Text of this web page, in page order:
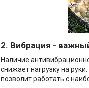
2. Вибрация -
Наличие
снижает нагрузку на
позволит работать с